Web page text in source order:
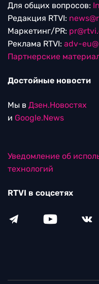
Для общих вопросов:
Редакция RTVI:
Маркетинг/PR:
Реклама RTVI: adv-
Партнерские
Достойные новости
Мы в Дзен.Новостях
и Google.News
Уведомление об
технологий
RTVI в соцсетях